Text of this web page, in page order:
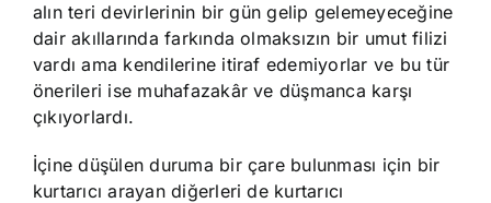
alın teri devirlerinin bir gün gelip gelemeyeceğine
dair akıllarında farkında olmaksızın bir umut filizi
vardı ama kendilerine itiraf edemiyorlar ve bu tür
önerileri ise muhafazakâr ve düşmanca karşı
çıkıyorlardı.
İçine düşülen duruma bir çare bulunması için bir
kurtarıcı arayan diğerleri de kurtarıcı